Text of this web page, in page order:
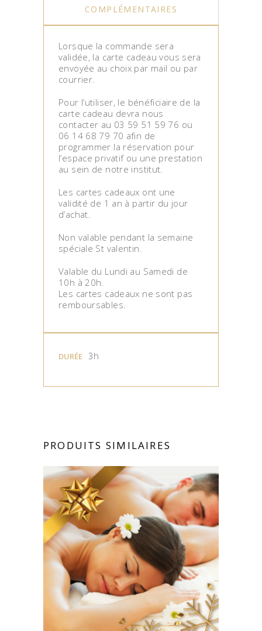
COMPLÉMENTAIRES
Lorsque la commande sera
validée, la carte cadeau vous sera
envoyée au choix par mail ou par
courrier.
Pour l’utiliser, le bénéficiaire de la
carte cadeau devra nous
contacter au 03 59 51 59 76 ou
06 14 68 79 70 afin de
programmer la réservation pour
l’espace privatif ou une prestation
au sein de notre institut.
Les cartes cadeaux ont une
validité de 1 an à partir du jour
d’achat.
Non valable pendant la semaine
spéciale St valentin.
Valable du Lundi au Samedi de
10h à 20h.
Les cartes cadeaux ne sont pas
remboursables.
DURÉE 3h
PRODUITS SIMILAIRES